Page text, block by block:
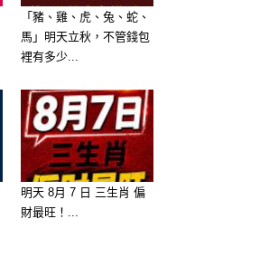
「豬、雞、虎、兔、蛇、
馬」明天立秋，不管錢包
裡有多少...
明天 8月 7 日 三生肖 偏
財最旺！...